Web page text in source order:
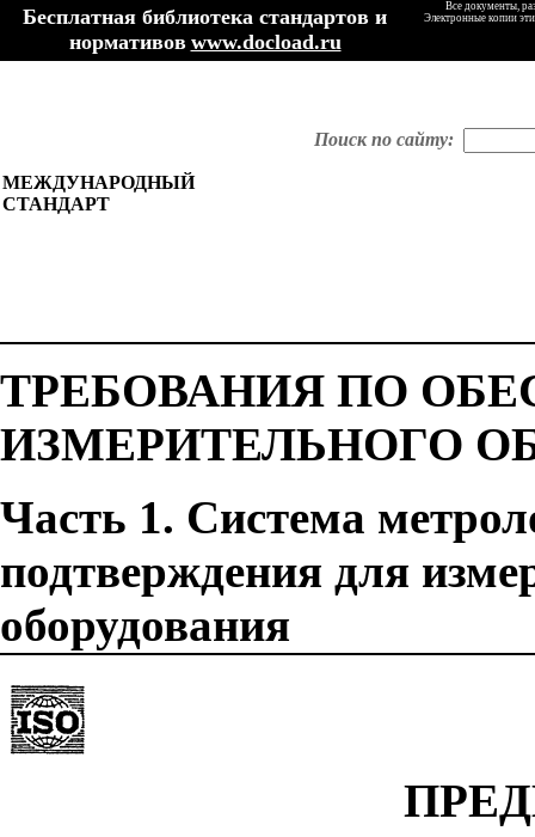
Бесплатная библиотека стандартов и
нормативов www.docload.ru
Все документы,
Электронные копии
Поиск по сайту:
МЕЖДУНАРОДНЫЙ
СТАНДАРТ
ТРЕБОВАНИЯ ПО
ИЗМЕРИТЕЛЬНОГО
Часть 1. Система
подтверждения для
оборудования